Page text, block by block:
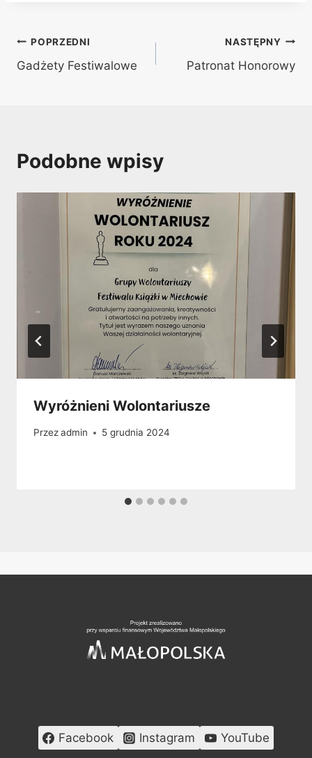
Nawigacja
wpisu
POPRZEDNI
Gadżety Festiwalowe
NASTĘPNY
Patronat Honorowy
Podobne wpisy
Wyróżnieni Wolontariusze
Przezadmin 5 grudnia 2024
Facebook Instagram YouTube